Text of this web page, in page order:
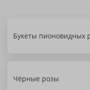
Букеты пионовидных
Чёрные розы